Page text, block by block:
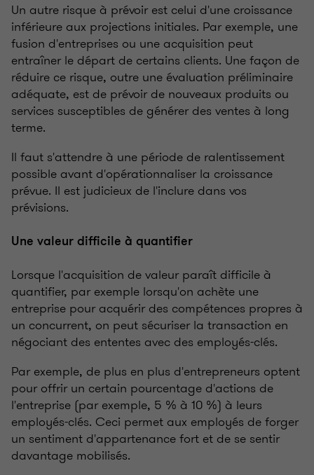
Un autre risque à prévoir est celui d'une croissance
inférieure aux projections initiales. Par exemple, une
fusion d'entreprises ou une acquisition peut
entraîner le départ de certains clients. Une façon de
réduire ce risque, outre une évaluation préliminaire
adéquate, est de prévoir de nouveaux produits ou
services susceptibles de générer des ventes à long
terme.
Il faut s'attendre à une période de ralentissement
possible avant d'opérationnaliser la croissance
prévue. Il est judicieux de l'inclure dans vos
prévisions.
Une valeur difficile à quantifier
Lorsque l'acquisition de valeur paraît difficile à
quantifier, par exemple lorsqu'on achète une
entreprise pour acquérir des compétences propres à
un concurrent, on peut sécuriser la transaction en
négociant des ententes avec des employés-clés.
Par exemple, de plus en plus d'entrepreneurs optent
pour offrir un certain pourcentage d'actions de
l'entreprise (par exemple, 5 % à 10 %) à leurs
employés-clés. Ceci permet aux employés de forger
un sentiment d'appartenance fort et de se sentir
davantage mobilisés.